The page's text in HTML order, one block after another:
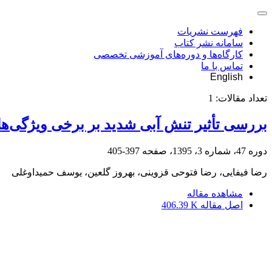
فهرست نشریات
سامانه نشر کتاب
کارگاه‌ها و دوره‌های آموزشی تخصصی
تماس با ما
English
تعداد مقالات: 1
بررسی تأثیر تنش آبی شدید بر برخی
دوره 47، شماره 3، 1395، صفحه 397-405
رضا فیفایی، رضا فتوحی قزوینی، بهروز گلعین، یوسف حمیداوغلی
مشاهده مقاله
اصل مقاله 406.39 K